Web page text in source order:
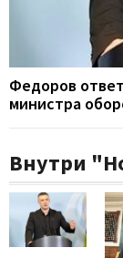
Федоров
министра
Внутри